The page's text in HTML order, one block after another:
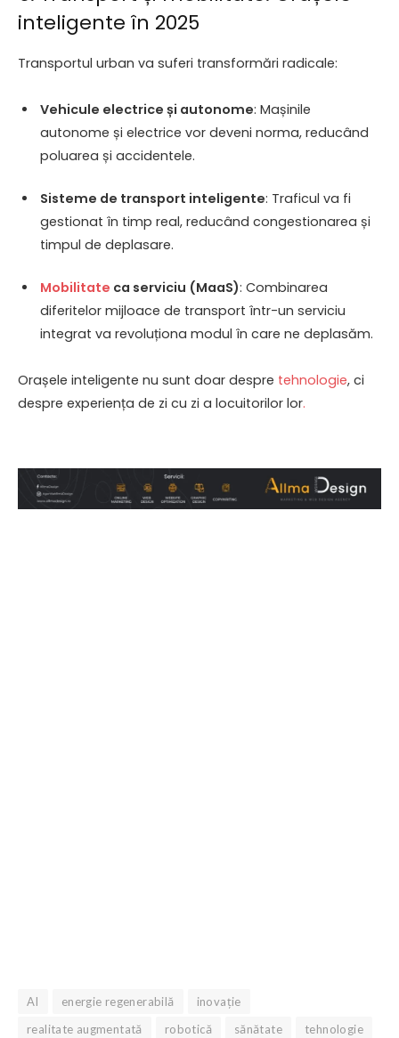
inteligente în 2025
Transportul urban va suferi transformări radicale:
Vehicule electrice și autonome: Mașinile
autonome și electrice vor deveni norma, reducând
poluarea și accidentele.
Sisteme de transport inteligente: Traficul va fi
gestionat în timp real, reducând congestionarea și
timpul de deplasare.
Mobilitate ca serviciu (MaaS): Combinarea
diferitelor mijloace de transport într-un serviciu
integrat va revoluționa modul în care ne deplasăm.
Orașele inteligente nu sunt doar despre tehnologie, ci
despre experiența de zi cu zi a locuitorilor lor.
AI energie regenerabilă
inovație
realitate augmentată
robotică sănătate
tehnologie